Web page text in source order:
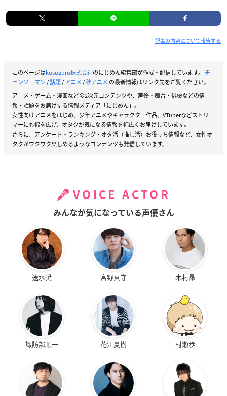
記事の内容について報告する
このページはkusuguru株式会社のにじめん編集部が作成・配信しています。 チ
ェンソーマン/話題/アニメ/秋アニメ の最新情報はリンク先をご覧ください。
アニメ・ゲーム・漫画などの2次元コンテンツや、声優・舞台・俳優などの情
報・話題をお届けする情報メディア「にじめん」。
女性向けアニメをはじめ、少年アニメやキャラクター作品、VTuberなどストリー
マーにも幅を広げ、オタクが気になる情報を幅広くお届けしています。
さらに、アンケート・ランキング・オタ活（推し活）お役立ち情報など、女性オ
タクがワクワク楽しめるようなコンテンツも発信しています。
VOICE ACTOR
みんなが気になっている声優さん
速水奨 宮野真守 木村昴
諏訪部順一 花江夏樹 村瀬歩